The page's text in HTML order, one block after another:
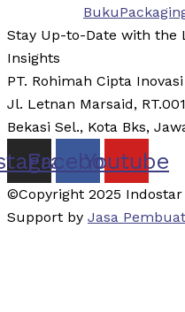
Buku
Stay Up-to-Date with the
Insights
PT. Rohimah Cipta Inovasi
Jl. Letnan Marsaid,
Bekasi Sel., Kota Bks,
Facebook
Youtube
©Copyright 2025 Indostar
Support by Jasa